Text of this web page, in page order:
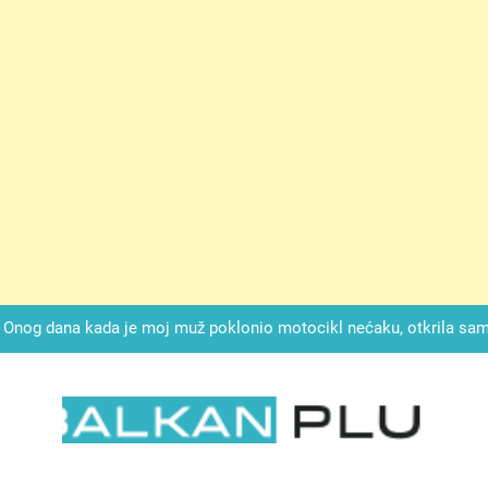
Onog dana kada je moj muž poklonio motocikl nećaku, otkrila
SAM ČAŠU: BIO JE SIN ŽENE ZA KOJU SU
mi je svekrva čupala infuziju i šaptala da umrem kako bi se
nije znala da je ispod zavoja ostao gumb koji je snimao svaku